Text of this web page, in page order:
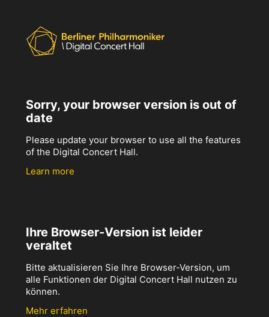
Sorry, your browser version is out of
date
Please update your browser to use all the features
of the Digital Concert Hall.
Learn more
Ihre Browser-Version ist leider
veraltet
Bitte aktualisieren Sie Ihre Browser-Version, um
alle Funktionen der Digital Concert Hall nutzen zu
können.
Mehr erfahren